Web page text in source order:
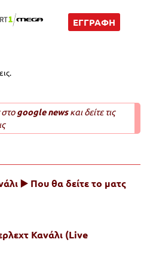
ΕΓΓΡΑΦΗ
google newsκαι δείτε τις
▶️ Που θα δείτε το ματς
Κανάλι (Live